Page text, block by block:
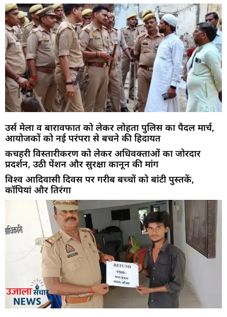
उर्स मेला व बारावफात को लेकर लोहता पुलिस का पैदल मार्च,
आयोजकों को नई परंपरा से बचने की हिदायत
कचहरी विस्तारीकरण को लेकर अधिवक्ताओं का जोरदार
प्रदर्शन, उठी पेंशन और सुरक्षा कानून की मांग
विश्व आदिवासी दिवस पर गरीब बच्चों को बांटी पुस्तकें,
कॉपियां और तिरंगा